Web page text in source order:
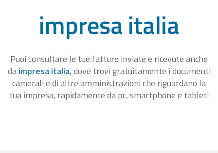
impresa italia
Puoi consultare le tue fatture inviate e ricevute anche
daimpresa italia, dove trovi gratuitamente i documenti
camerali e di altre amministrazioni che riguardano la
tua impresa, rapidamente da pc, smartphone e tablet!